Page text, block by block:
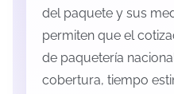
del paquete y sus
permiten que el
de paquetería
cobertura, tiempo